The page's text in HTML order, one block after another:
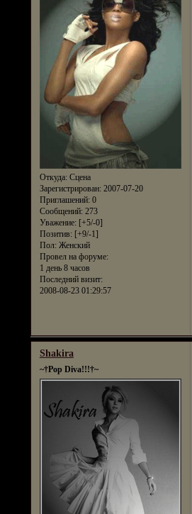
Откуда:Сцена
Зарегистрирован: 2007-07-20
Приглашений:0
Сообщений:273
Уважение: [+5/-0]
Позитив: [+9/-1]
Пол:Женский
Провел на форуме:
1 день 8 часов
Последний визит:
2008-08-23 01:29:57
Shakira
~†Pop Diva!!!†~